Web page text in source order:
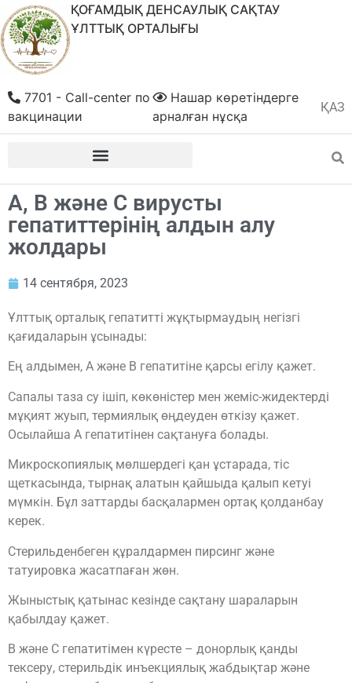
ҚОҒАМДЫҚ ДЕНСАУЛЫҚ САҚТАУ
ҰЛТТЫҚ ОРТАЛЫҒЫ
ҚАЗ
РУС
Нашар көретіндерге
арналған нұсқа
7701 - Call-center по
вакцинации
А, В және С вирусты
гепатиттерінің алдын алу
жолдары
14 сентября, 2023
Ұлттық орталық гепатитті жұқтырмаудың негізгі
қағидаларын ұсынады:
Ең алдымен, А және В гепатитіне қарсы егілу қажет.
Сапалы таза су ішіп, көкөністер мен жеміс-жидектерді
мұқият жуып, термиялық өңдеуден өткізу қажет.
Осылайша А гепатитінен сақтануға болады.
Микроскопиялық мөлшердегі қан ұстарада, тіс
щеткасында, тырнақ алатын қайшыда қалып кетуі
мүмкін. Бұл заттарды басқалармен ортақ қолданбау
керек.
Стерильденбеген құралдармен пирсинг және
татуировка жасатпаған жөн.
Жыныстық қатынас кезінде сақтану шараларын
қабылдау қажет.
В және С гепатитімен күресте – донорлық қанды
тексеру, стерильдік инъекциялық жабдықтар және